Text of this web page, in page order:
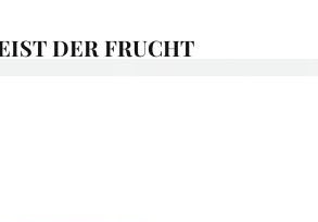
DER FRUCHT